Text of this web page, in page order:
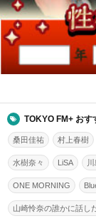
TOKYO FM+ おす
桑田佳祐 村上春樹
水樹奈々 LiSA
ONE MORNING
山崎怜奈の誰かに話し